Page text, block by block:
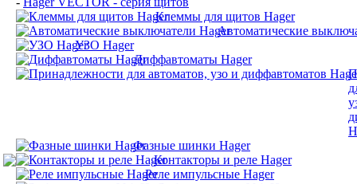
Клеммы для щитов Hager
Автоматические
УЗО Hager
Диффавтоматы Hager
Фазные шинки Hager
Контакторы и реле Hager
Реле импульсные Hager